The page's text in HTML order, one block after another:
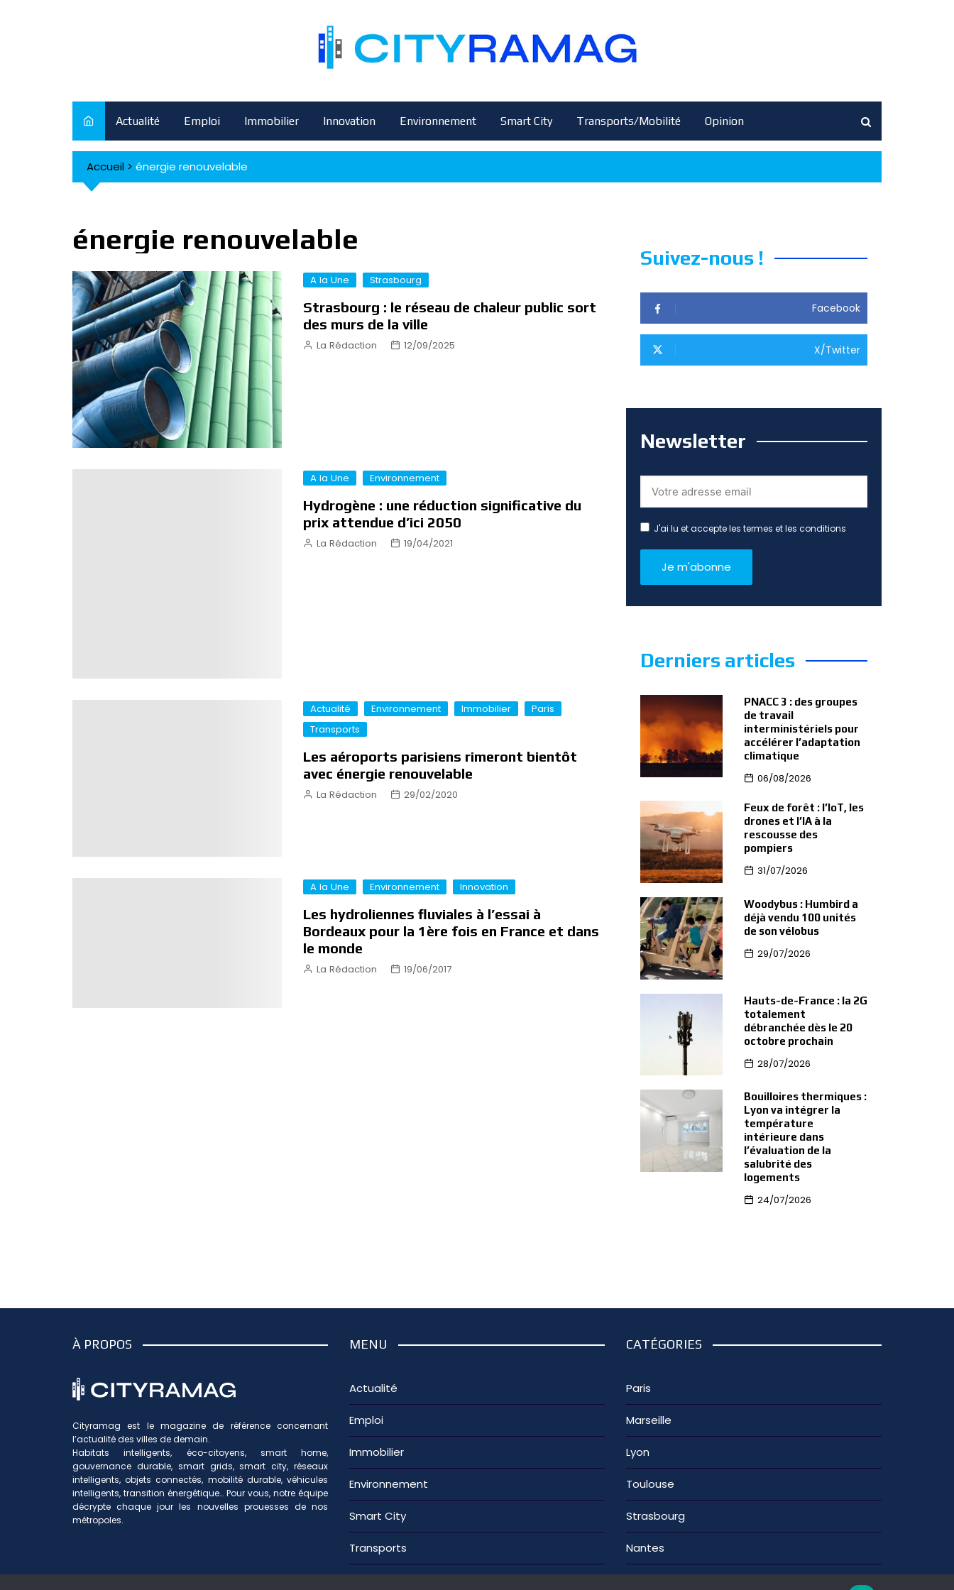
Actualité Emploi Immobilier Innovation Environnement Smart City Transports/Mobilité Opinion
Accueil > énergie renouvelable
énergie renouvelable
A la Une Strasbourg
Strasbourg : le réseau de chaleur public sort
des murs de la ville
La Rédaction 12/09/2025
A la Une Environnement
Hydrogène : une réduction significative du
prix attendue d’ici 2050
La Rédaction 19/04/2021
Actualité Environnement Immobilier
Paris
Transports
Les aéroports parisiens rimeront bientôt
avec énergie renouvelable
La Rédaction 29/02/2020
A la Une Environnement Innovation
Les hydroliennes fluviales à l’essai à
Bordeaux pour la 1ère fois en France et dans
le monde
La Rédaction 19/06/2017
Suivez-nous !
Facebook
X/Twitter
Newsletter
J'ai lu et accepte les termes et les conditions
Derniers articles
PNACC 3 : des groupes
de travail
interministériels pour
accélérer l’adaptation
climatique
06/08/2026
Feux de forêt : l’IoT, les
drones et l’IA à la
rescousse des
pompiers
31/07/2026
Woodybus : Humbird a
déjà vendu 100 unités
de son vélobus
29/07/2026
Hauts-de-France : la 2G
totalement
débranchée dès le 20
octobre prochain
28/07/2026
Bouilloires thermiques :
Lyon va intégrer la
température
intérieure dans
l’évaluation de la
salubrité des
logements
24/07/2026
À PROPOS
Cityramag est le magazine de référence concernant
l’actualité des villes de demain.
Habitats intelligents, éco-citoyens, smart home,
gouvernance durable, smart grids, smart city, réseaux
intelligents, objets connectés, mobilité durable, véhicules
intelligents, transition énergétique… Pour vous, notre équipe
décrypte chaque jour les nouvelles prouesses de nos
métropoles.
MENU
Actualité
Emploi
Immobilier
Environnement
Smart City
Transports
CATÉGORIES
Paris
Marseille
Lyon
Toulouse
Strasbourg
Nantes